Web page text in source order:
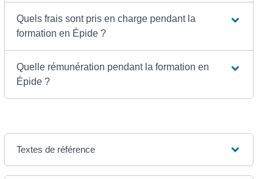
Quels frais sont pris en charge pendant la
formation en Épide ?
Quelle rémunération pendant la formation en
Épide ?
Textes de référence